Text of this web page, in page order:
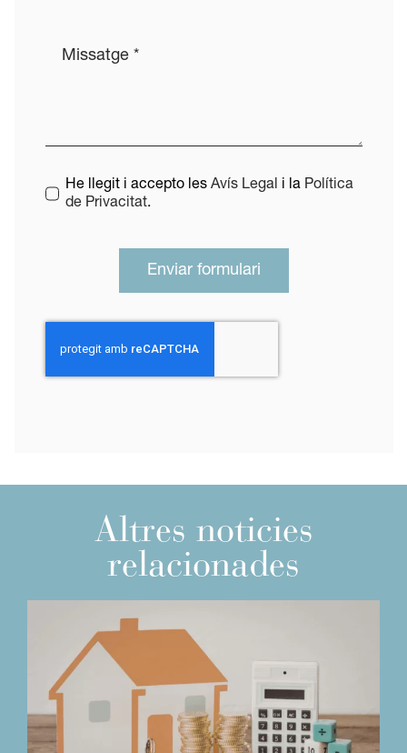
He llegit i accepto les Avís Legal i la Política
de Privacitat.
Enviar formulari
Altres noticies
relacionades